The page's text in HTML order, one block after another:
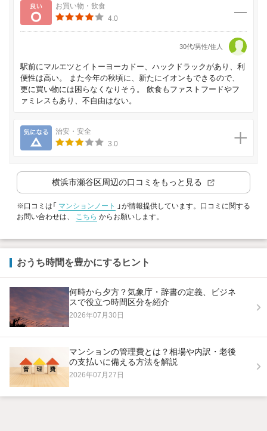
良い
お買い物・飲食
4.0
30代/男性/住人
駅前にマルエツとイトーヨーカドー、ハックドラックがあり、利
便性は高い。 また今年の秋頃に、新たにイオンもできるので、
更に買い物には困らなくなりそう。 飲食もファストフードやフ
ァミレスもあり、不自由はない。
気になる
治安・安全
3.0
横浜市瀬谷区周辺の口コミをもっと見る
※口コミは「 マンションノート
」が情報提供しています。口コミに関する
お問い合わせは、 こちら からお願いします。
おうち時間を豊かにするヒント
何時から夕方？気象庁・辞書の定義、ビジネ
スで役立つ時間区分を紹介
2026年07月30日
マンションの管理費とは？相場や内訳・老後
の支払いに備える方法を解説
2026年07月27日